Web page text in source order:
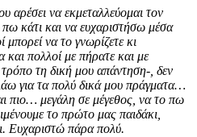
αρέσει να εκμεταλλεύομαι τον
κάτι και να ευχαριστήσω μέσα
μπορεί να το γνωρίζετε κι
και πολλοί με πήρατε και με
τη δική μου απάντηση-, δεν
για τα πολύ δικά μου πράγματα…
πιο… μεγάλη σε μέγεθος, να το πω
το πρώτο μας παιδάκι,
Ευχαριστώ πάρα πολύ.